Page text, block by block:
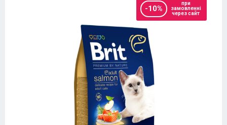
-10%
при
замовленні
через сайт